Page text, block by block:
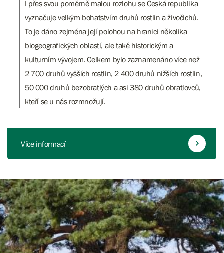
I přes svou poměrně malou rozlohu se Česká republika
vyznačuje velkým bohatstvím druhů rostlin a živočichů.
To je dáno zejména její polohou na hranici několika
biogeografických oblastí, ale také historickým a
kulturním vývojem. Celkem bylo zaznamenáno více než
2 700 druhů vyšších rostlin, 2 400 druhů nižších rostlin,
50 000 druhů bezobratlých a asi 380 druhů obratlovců,
kteří se u nás rozmnožují.
Více informací